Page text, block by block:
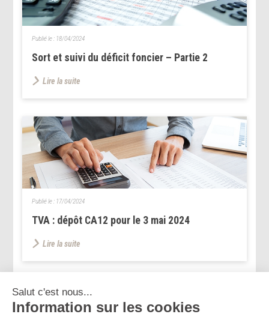
Sort et suivi du déficit foncier – Partie 2
Publié le : 18/04/2024
Lire la suite
TVA : dépôt CA12 pour le 3 mai 2024
Publié le : 17/04/2024
Lire la suite
<< < ...